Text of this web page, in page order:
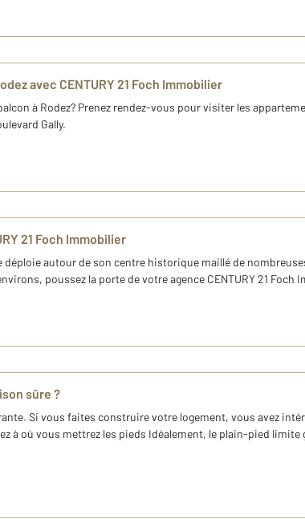
avec CENTURY 21 Foch Immobilier
à Rodez? Prenez rendez-vous pour visiter les
Gally.
21 Foch Immobilier
déploie autour de son centre historique maillé de
poussez la porte de votre agence CENTURY 21 Foch
sûre ?
Si vous faites construire votre logement, vous avez
à où vous mettrez les pieds Idéalement, le plain-pied